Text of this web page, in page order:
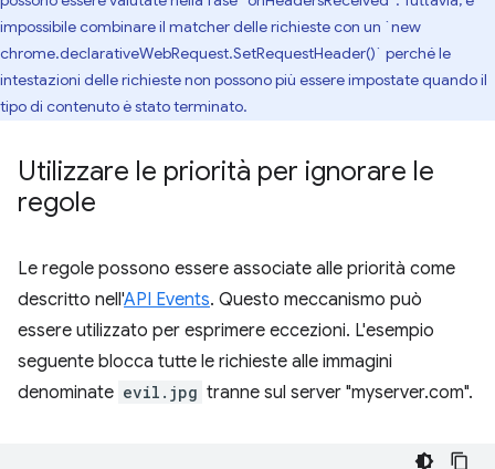
impossibile combinare il matcher delle richieste con un `new
chrome.declarativeWebRequest.SetRequestHeader()` perché le
intestazioni delle richieste non possono più essere impostate quando il
tipo di contenuto è stato terminato.
Utilizzare le priorità per ignorare le
regole
Le regole possono essere associate alle priorità come
descritto nell'API Events. Questo meccanismo può
essere utilizzato per esprimere eccezioni. L'esempio
seguente blocca tutte le richieste alle immagini
denominate evil.jpg tranne sul server "myserver.com".